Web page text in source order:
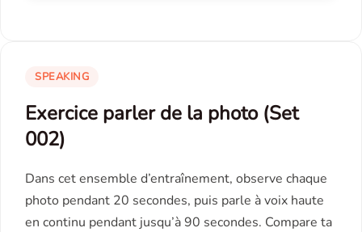
SPEAKING
Exercice parler de la photo (Set
002)
Dans cet ensemble d’entraînement, observe chaque
photo pendant 20 secondes, puis parle à voix haute
en continu pendant jusqu’à 90 secondes. Compare ta